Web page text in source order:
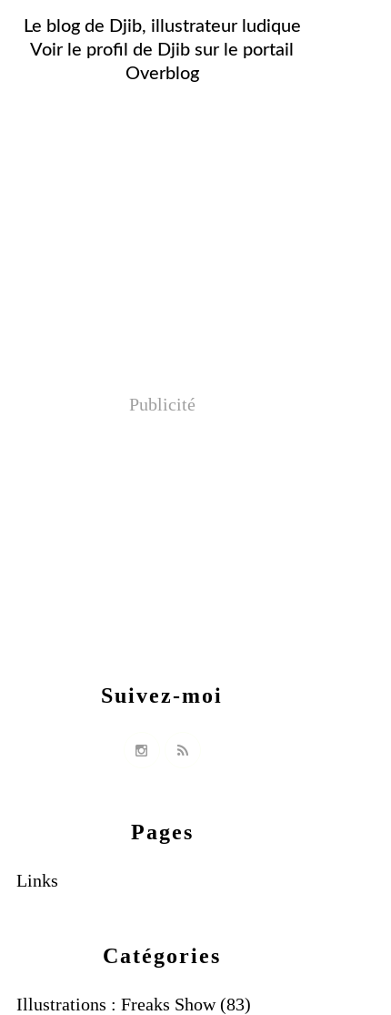
Catégories
Illustrations : Freaks Show(83)
Pages
Links
Le blog de Djib, illustrateur ludique
Voir le profil de Djib sur le portail
Overblog
Suivez-moi
Publicité